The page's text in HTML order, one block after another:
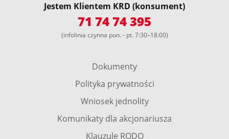
Jestem Klientem KRD (konsument)
71 74 74 395
(infolinia czynna pon. - pt. 7:30–18:00)
Dokumenty
Polityka prywatności
Wniosek jednolity
Komunikaty dla akcjonariusza
Klauzule RODO